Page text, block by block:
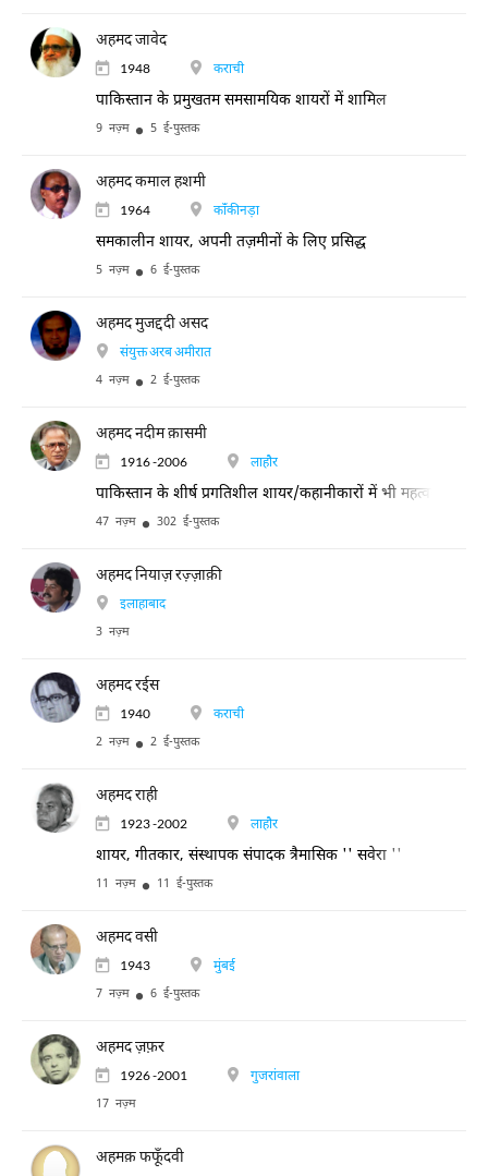
अहमद जावेद
1948 कराची
पाकिस्तान के प्रमुखतम समसामयिक शायरों में शामिल
9 नज़्म 5 ई-पुस्तक
अहमद कमाल हशमी
1964 काँकीनड़ा
समकालीन शायर, अपनी तज़मीनों के लिए प्रसिद्ध
5 नज़्म 6 ई-पुस्तक
अहमद मुजद्ददी असद
संयुक्त अरब अमीरात
4 नज़्म 2 ई-पुस्तक
अहमद नदीम क़ासमी
1916 -2006 लाहौर
पाकिस्तान के शीर्ष प्रगतिशील शायर/कहानीकारों में भी महत्वपूर्ण
47 नज़्म 302 ई-पुस्तक
अहमद नियाज़ रज़्ज़ाक़ी
इलाहाबाद
3 नज़्म
अहमद रईस
1940 कराची
2 नज़्म 2 ई-पुस्तक
अहमद राही
1923 -2002 लाहौर
शायर, गीतकार, संस्थापक संपादक त्रैमासिक '' सवेरा ''
11 नज़्म 11 ई-पुस्तक
अहमद वसी
1943 मुंबई
7 नज़्म 6 ई-पुस्तक
अहमद ज़फ़र
1926 -2001 गुजरांवाला
17 नज़्म
अहमक़ फफूँदवी